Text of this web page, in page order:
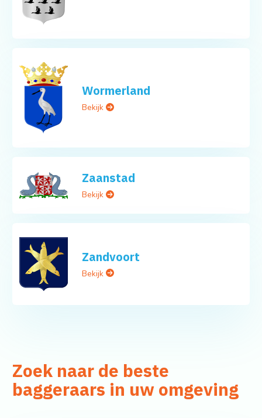
Wormerland
Bekijk
Zaanstad
Bekijk
Zandvoort
Bekijk
Zoek naar de beste
baggeraars in uw omgeving